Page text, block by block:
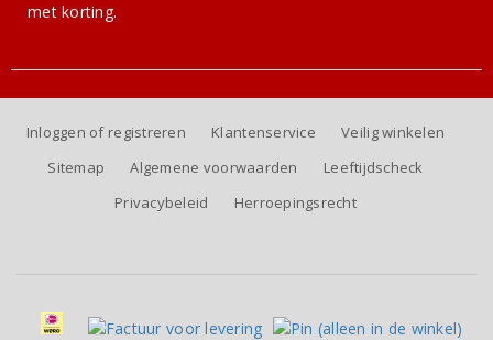
met korting.
Inloggen of registreren Klantenservice
Veilig winkelen
Sitemap
Algemene voorwaarden
Leeftijdscheck
Privacybeleid
Herroepingsrecht